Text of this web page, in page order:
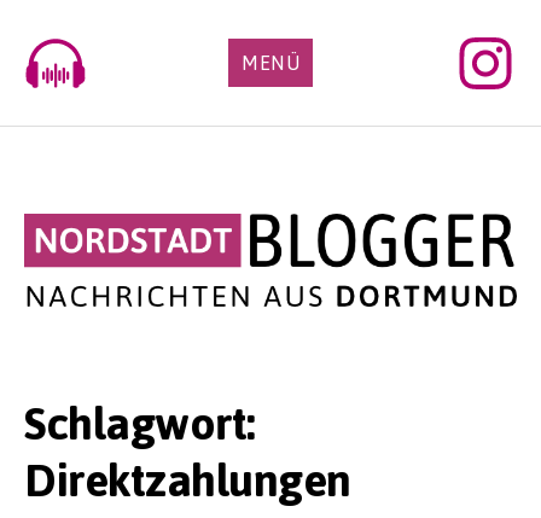
content
MENÜ
Schlagwort:
Direktzahlungen